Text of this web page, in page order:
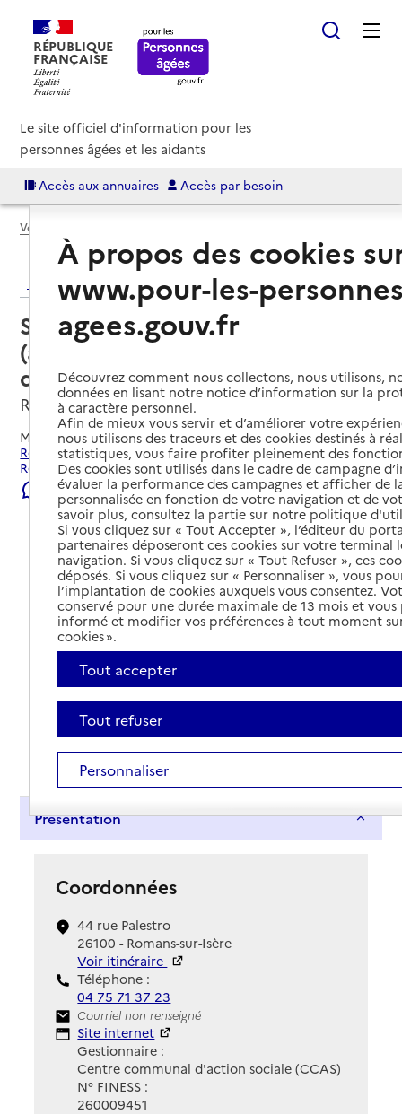
RÉPUBLIQUE
FRANÇAISE
Le site officiel d'information pour les
personnes âgées et les aidants
Accès aux annuaires Accès par besoin
Voir le fil d’Ariane
Retour aux résultats de l'annuaire
Service autonomie à domicile
(aide) – Service portage repas à
domicile
Romans-sur-Isère, DROME
Mis à jour le22/07/2026
Rechercher les établissements et services autour de
Romans-sur-Isère.
Signaler une erreur
Tout déplier
Présentation
Coordonnées
44 rue Palestro
26100 - Romans-sur-Isère
Voir itinéraire
Téléphone :
04 75 71 37 23
Contact
Courriel non renseigné
Site Internet
Site internet
Gestionnaire :
Centre communal d'action sociale (CCAS)
N° FINESS :
260009451
À propos des cookies
www.pour-les-
agees.gouv.fr
Découvrez comment nous collectons, nous utilisons,
données en lisant notre notice d’information sur la
à caractère personnel.
Afin de mieux vous servir et d’améliorer votre
nous utilisons des traceurs et des cookies destinés à
statistiques, vous faire profiter pleinement des
Des cookies sont utilisés dans le cadre de campagne
évaluer la performance des campagnes et afficher de
personnalisée en fonction de votre navigation et de
savoir plus, consultez la partie sur notre politique
Si vous cliquez sur « Tout Accepter », l’éditeur du
partenaires déposeront ces cookies sur votre terminal
navigation. Si vous cliquez sur « Tout Refuser », ces
déposés. Si vous cliquez sur « Personnaliser », vous
l’implantation de cookies auxquels vous consentez.
conservé pour une durée maximale de 13 mois et
informé et modifier vos préférences à tout moment
cookies ».
Tout accepter
Tout refuser
Personnaliser